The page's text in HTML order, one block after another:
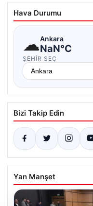
Hava Durumu
☁Ankara
NaN°C
ŞEHIR SEÇ
Bizi Takip Edin
Yan Manşet